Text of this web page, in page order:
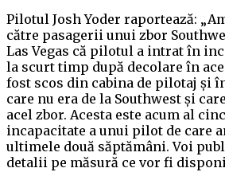
Pilotul Josh Yoder raportează:
către pasagerii unui zbor
Las Vegas că pilotul a intrat în
la scurt timp după decolare în
fost scos din cabina de pilotaj și
care nu era de la Southwest și
acel zbor. Acesta este acum al
incapacitate a unui pilot de care
ultimele două săptămâni. Voi
detalii pe măsură ce vor fi